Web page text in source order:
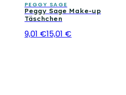
PEGGY SAGE
Peggy Sage Make-up
Täschchen
9,01 €15,01 €